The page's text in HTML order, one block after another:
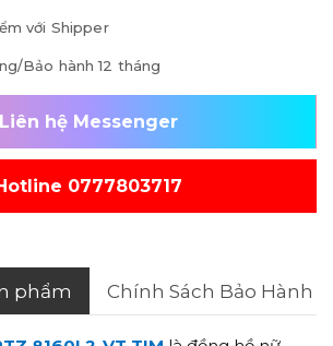
với Shipper
Bảo hành 12 tháng
Liên hệ Messenger
0777803717
phẩm Chính Sách Bảo Hành